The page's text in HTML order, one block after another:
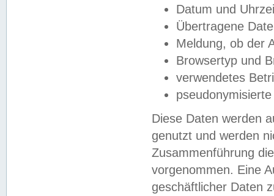
Datum und
Übertragene
Meldung, ob der
Browsertyp und
verwendetes
Diese Daten werden
genutzt und werden
Zusammenführung
vorgenommen. Eine
geschäftlicher Daten